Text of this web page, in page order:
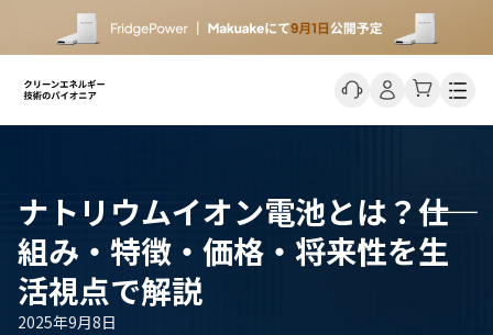
ナトリウムイオン電池とは？――仕
組み・特徴・価格・将来性を生
活視点で解説
2025年9月8日